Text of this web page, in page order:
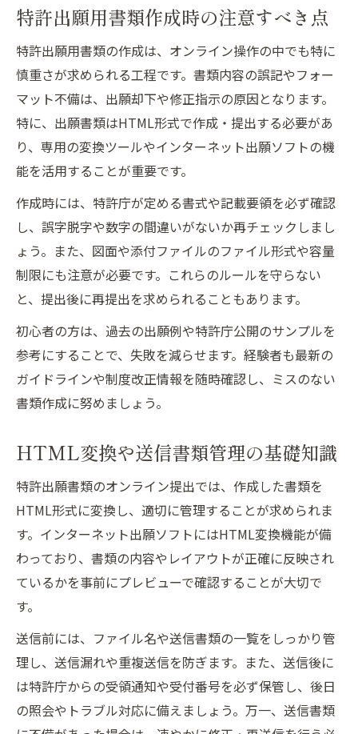
特許出願用書類作成時の注意すべき点
特許出願用書類の作成は、オンライン操作の中でも特に
慎重さが求められる工程です。書類内容の誤記やフォー
マット不備は、出願却下や修正指示の原因となります。
特に、出願書類はHTML形式で作成・提出する必要があ
り、専用の変換ツールやインターネット出願ソフトの機
能を活用することが重要です。
作成時には、特許庁が定める書式や記載要領を必ず確認
し、誤字脱字や数字の間違いがないか再チェックしまし
ょう。また、図面や添付ファイルのファイル形式や容量
制限にも注意が必要です。これらのルールを守らない
と、提出後に再提出を求められることもあります。
初心者の方は、過去の出願例や特許庁公開のサンプルを
参考にすることで、失敗を減らせます。経験者も最新の
ガイドラインや制度改正情報を随時確認し、ミスのない
書類作成に努めましょう。
HTML変換や送信書類管理の基礎知識
特許出願書類のオンライン提出では、作成した書類を
HTML形式に変換し、適切に管理することが求められま
す。インターネット出願ソフトにはHTML変換機能が備
わっており、書類の内容やレイアウトが正確に反映され
ているかを事前にプレビューで確認することが大切で
す。
送信前には、ファイル名や送信書類の一覧をしっかり管
理し、送信漏れや重複送信を防ぎます。また、送信後に
は特許庁からの受領通知や受付番号を必ず保管し、後日
の照会やトラブル対応に備えましょう。万一、送信書類